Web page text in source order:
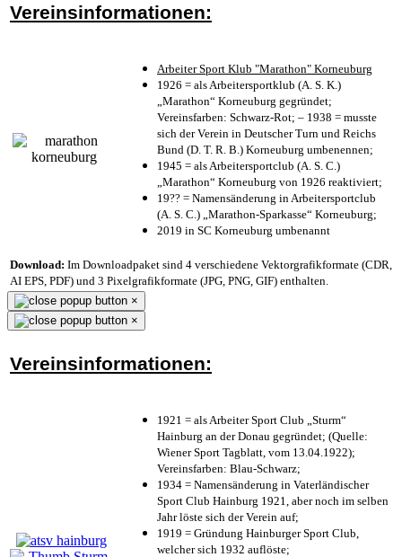
Vereinsinformationen:
Arbeiter Sport Klub "Marathon" Korneuburg
1926 = als Arbeitersportklub (A. S. K.)
„Marathon“ Korneuburg gegründet;
Vereinsfarben: Schwarz-Rot; – 1938 = musste
sich der Verein in Deutscher Turn und Reichs
Bund (D. T. R. B.) Korneuburg umbenennen;
1945 = als Arbeitersportclub (A. S. C.)
„Marathon“ Korneuburg von 1926 reaktiviert;
19?? = Namensänderung in Arbeitersportclub
(A. S. C.) „Marathon-Sparkasse“ Korneuburg;
2019 in SC Korneuburg umbenannt
Download: Im Downloadpaket sind 4 verschiedene Vektorgrafikformate (CDR,
AI EPS, PDF) und 3 Pixelgrafikformate (JPG, PNG, GIF) enthalten.
×
×
Vereinsinformationen:
1921 = als Arbeiter Sport Club „Sturm“
Hainburg an der Donau gegründet; (Quelle:
Wiener Sport Tagblatt, vom 13.04.1922);
Vereinsfarben: Blau-Schwarz;
1934 = Namensänderung in Vaterländischer
Sport Club Hainburg 1921, aber noch im selben
Jahr löste sich der Verein auf;
1919 = Gründung Hainburger Sport Club,
welcher sich 1932 auflöste;